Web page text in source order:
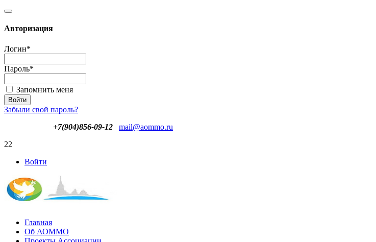
Авторизация
Логин*
Пароль*
Запомнить меня
Забыли свой пароль?
+7(904)856-09-12
mail@aommo.ru
22
Войти
Главная
Об АОММО